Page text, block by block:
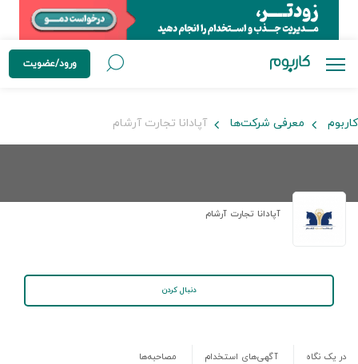
ورود/عضویت
کاربوم معرفی شرکت‌ها آپادانا تجارت آرشام
آپادانا تجارت آرشام
دنبال کردن
در یک نگاه آگهی‌های استخدام مصاحبه‌ها